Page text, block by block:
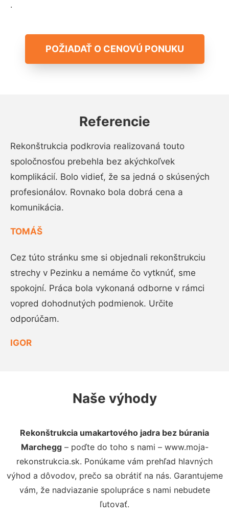
.
POŽIADAŤ O CENOVÚ PONUKU
Referencie
Rekonštrukcia podkrovia realizovaná touto
spoločnosťou prebehla bez akýchkoľvek
komplikácií. Bolo vidieť, že sa jedná o skúsených
profesionálov. Rovnako bola dobrá cena a
komunikácia.
TOMÁŠ
Cez túto stránku sme si objednali rekonštrukciu
strechy v Pezinku a nemáme čo vytknúť, sme
spokojní. Práca bola vykonaná odborne v rámci
vopred dohodnutých podmienok. Určite
odporúčam.
IGOR
Naše výhody
Rekonštrukcia umakartového jadra bez búrania
Marchegg– poďte do toho s nami – www.moja-
rekonstrukcia.sk. Ponúkame vám prehľad hlavných
výhod a dôvodov, prečo sa obrátiť na nás. Garantujeme
vám, že nadviazanie spolupráce s nami nebudete
ľutovať.